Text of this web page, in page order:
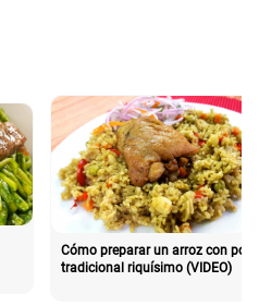
Cómo preparar un arroz con pollo
tradicional riquísimo (VIDEO)